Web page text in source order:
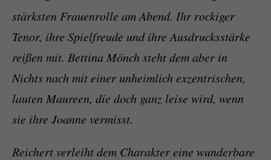
stärksten Frauenrolle am Abend. Ihr rockiger
Tenor, ihre Spielfreude und ihre Ausdrucksstärke
reißen mit. Bettina Mönch steht dem aber in
Nichts nach mit einer unheimlich exzentrischen,
lauten Maureen, die doch ganz leise wird, wenn
sie ihre Joanne vermisst.
Reichert verleiht dem Charakter eine wunderbare